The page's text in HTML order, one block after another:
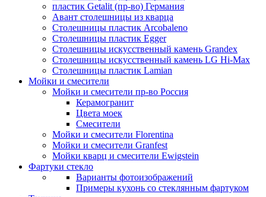
пластик Getalit (пр-во) Германия
Авант столешницы из кварца
Столешницы пластик Arcobaleno
Столешницы пластик Egger
Столешницы искусственный камень Grandex
Столешницы искусственный камень LG Hi-Max
Столешницы пластик Lamian
Мойки и смесители
Мойки и смесители пр-во Россия
Керамогранит
Цвета моек
Смесители
Мойки и смесители Florentina
Мойки и смесители Granfest
Мойки кварц и смесители Ewigstein
Фартуки стекло
Варианты фотоизображений
Примеры кухонь со стеклянным фартуком